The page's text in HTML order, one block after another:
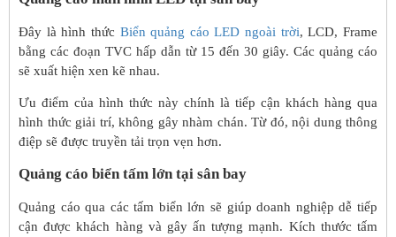
Đây là hình thức Biển quảng cáo LED ngoài trời, LCD, Frame
bằng các đoạn TVC hấp dẫn từ 15 đến 30 giây. Các quảng cáo
sẽ xuất hiện xen kẽ nhau.
Ưu điểm của hình thức này chính là tiếp cận khách hàng qua
hình thức giải trí, không gây nhàm chán. Từ đó, nội dung thông
điệp sẽ được truyền tải trọn vẹn hơn.
Quảng cáo biển tấm lớn tại sân bay
Quảng cáo qua các tấm biển lớn sẽ giúp doanh nghiệp dễ tiếp
cận được khách hàng và gây ấn tượng mạnh. Kích thước tấm